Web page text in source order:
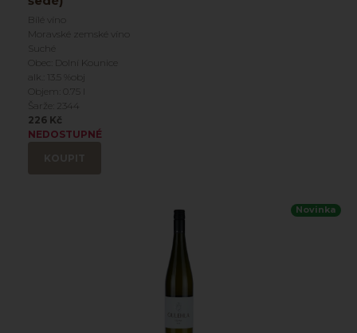
Bílé víno
Moravské zemské víno
Suché
Obec: Dolní Kounice
alk.: 13.5 %obj
Objem: 0.75 l
Šarže: 2344
226 Kč
NEDOSTUPNÉ
Novinka